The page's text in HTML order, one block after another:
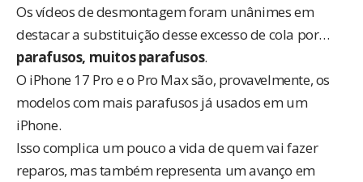
Os vídeos de desmontagem foram unânimes em
destacar a substituição desse excesso de cola por…
parafusos, muitos parafusos.
O iPhone 17 Pro e o Pro Max são, provavelmente, os
modelos com mais parafusos já usados em um
iPhone.
Isso complica um pouco a vida de quem vai fazer
reparos, mas também representa um avanço em